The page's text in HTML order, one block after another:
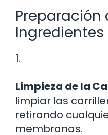
Preparación
Ingredientes
1.
Limpieza de la
limpiar las
retirando
membranas.